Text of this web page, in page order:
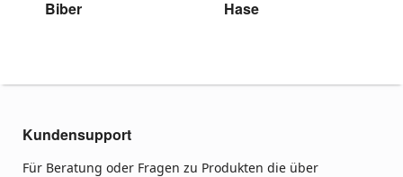
Biber
Hase
Kundensupport
Für Beratung oder Fragen zu Produkten die über